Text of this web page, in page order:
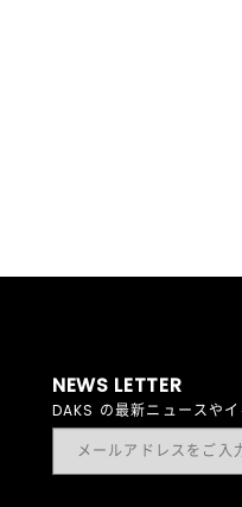
NEWS LETTER
DAKS の最新ニュースや